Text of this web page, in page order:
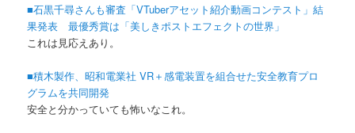
■石黒千尋さんも審査「VTuberアセット紹介動画コンテスト」結
果発表 最優秀賞は「美しきポストエフェクトの世界」
これは見応えあり。
■積木製作、昭和電業社 VR＋感電装置を組合せた安全教育プロ
グラムを共同開発
安全と分かっていても怖いなこれ。